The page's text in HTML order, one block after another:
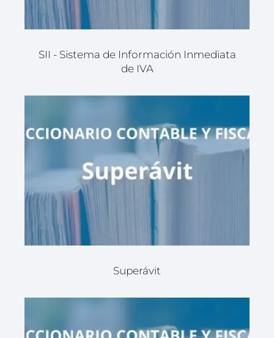
SII - Sistema de Información Inmediata
de IVA
Superávit